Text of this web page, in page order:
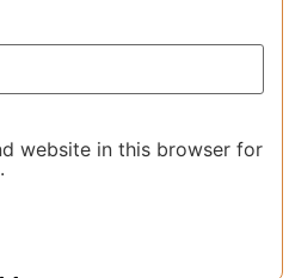
website in this browser for